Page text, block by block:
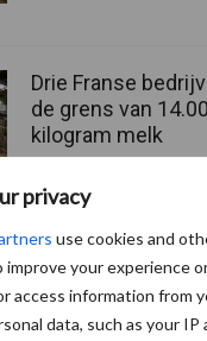
privacy
use cookies and
your experience
access information from
data, such as your IP
Drie Franse
de grens van
kilogram melk
Pöttinger
compacte
zwadhark in de